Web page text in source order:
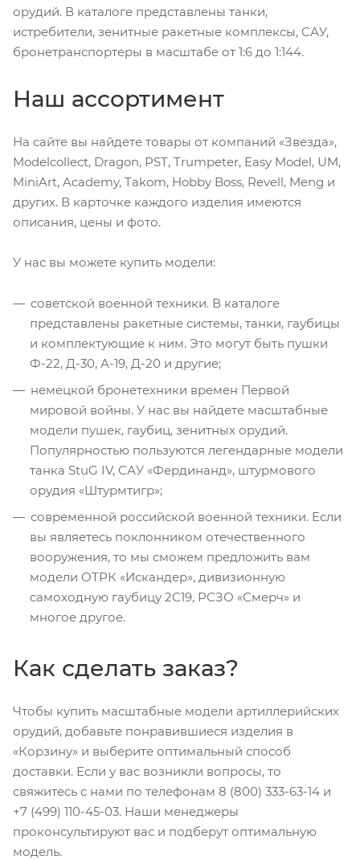
орудий. В каталоге представлены танки,
истребители, зенитные ракетные комплексы, САУ,
бронетранспортеры в масштабе от 1:6 до 1:144.
Наш ассортимент
На сайте вы найдете товары от компаний «Звезда»,
Modelcollect, Dragon, PST, Trumpeter, Easy Model, UM,
MiniArt, Academy, Takom, Hobby Boss, Revell, Meng и
других. В карточке каждого изделия имеются
описания, цены и фото.
У нас вы можете купить модели:
советской военной техники. В каталоге
представлены ракетные системы, танки, гаубицы
и комплектующие к ним. Это могут быть пушки
Ф-22, Д-30, А-19, Д-20 и другие;
немецкой бронетехники времен Первой
мировой войны. У нас вы найдете масштабные
модели пушек, гаубиц, зенитных орудий.
Популярностью пользуются легендарные модели
танка StuG IV, САУ «Фердинанд», штурмового
орудия «Штурмтигр»;
современной российской военной техники. Если
вы являетесь поклонником отечественного
вооружения, то мы сможем предложить вам
модели ОТРК «Искандер», дивизионную
самоходную гаубицу 2С19, РСЗО «Смерч» и
многое другое.
Как сделать заказ?
Чтобы купить масштабные модели артиллерийских
орудий, добавьте понравившиеся изделия в
«Корзину» и выберите оптимальный способ
доставки. Если у вас возникли вопросы, то
свяжитесь с нами по телефонам 8 (800) 333-63-14 и
+7 (499) 110-45-03. Наши менеджеры
проконсультируют вас и подберут оптимальную
модель.